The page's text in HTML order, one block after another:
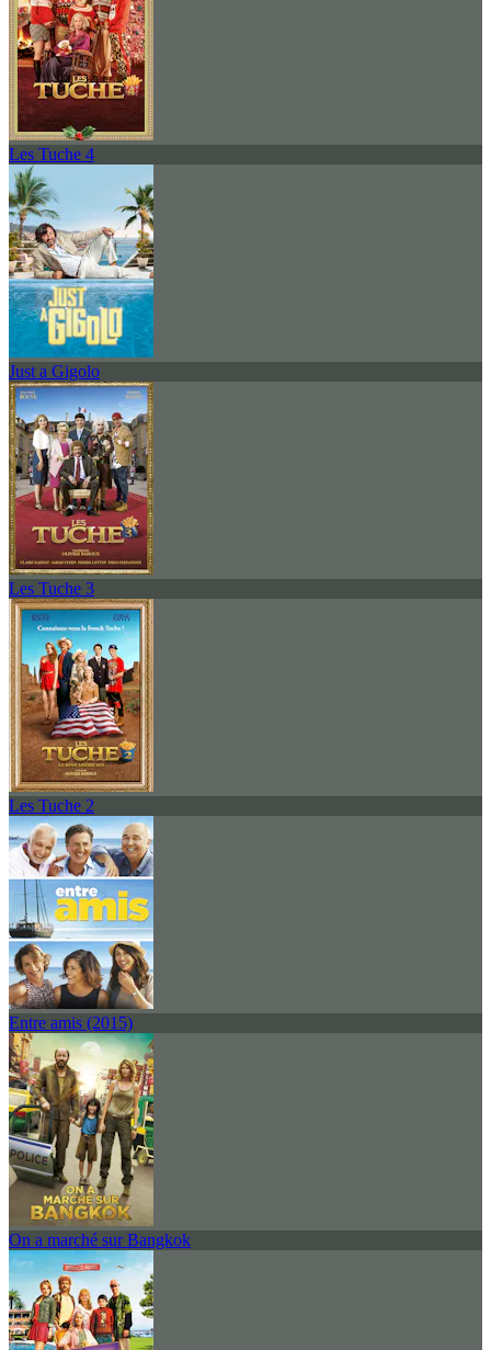
Les Tuche 4
Just a Gigolo
Les Tuche 3
Les Tuche 2
Entre amis (2015)
On a marché sur Bangkok